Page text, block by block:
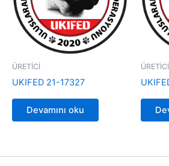
ÜRETİCİ
UKIFED 21-17327
Devamını oku
ÜRETİCİ